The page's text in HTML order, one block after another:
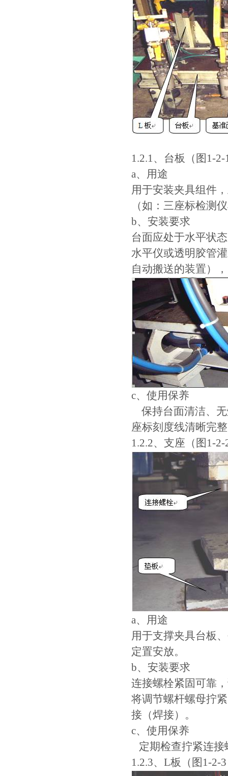
1.2.1、台板（图1-2-
a、用途
用于安装夹具组件
（如：三座标检测
b、安装要求
台面应处于水平状
水平仪或透明胶管
自动搬送的装置）
c、使用保养
保持台面清洁、
座标刻度线清晰完
1.2.2、支座（图1-2-
a、用途
用于支撑夹具台板
定置安放。
b、安装要求
连接螺栓紧固可靠
将调节螺杆螺母拧
接（焊接）。
c、使用保养
定期检查拧紧连接
1.2.3、L板（图1-2-